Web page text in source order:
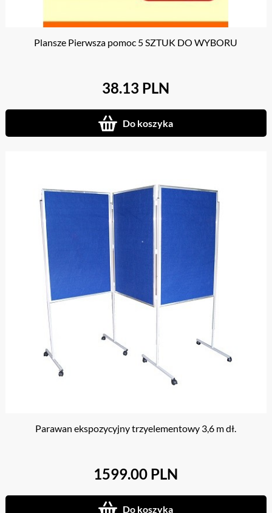
Plansze Pierwsza pomoc 5 SZTUK DO WYBORU
38.13 PLN
Do koszyka
Parawan ekspozycyjny trzyelementowy 3,6 m dł.
1599.00 PLN
Do koszyka